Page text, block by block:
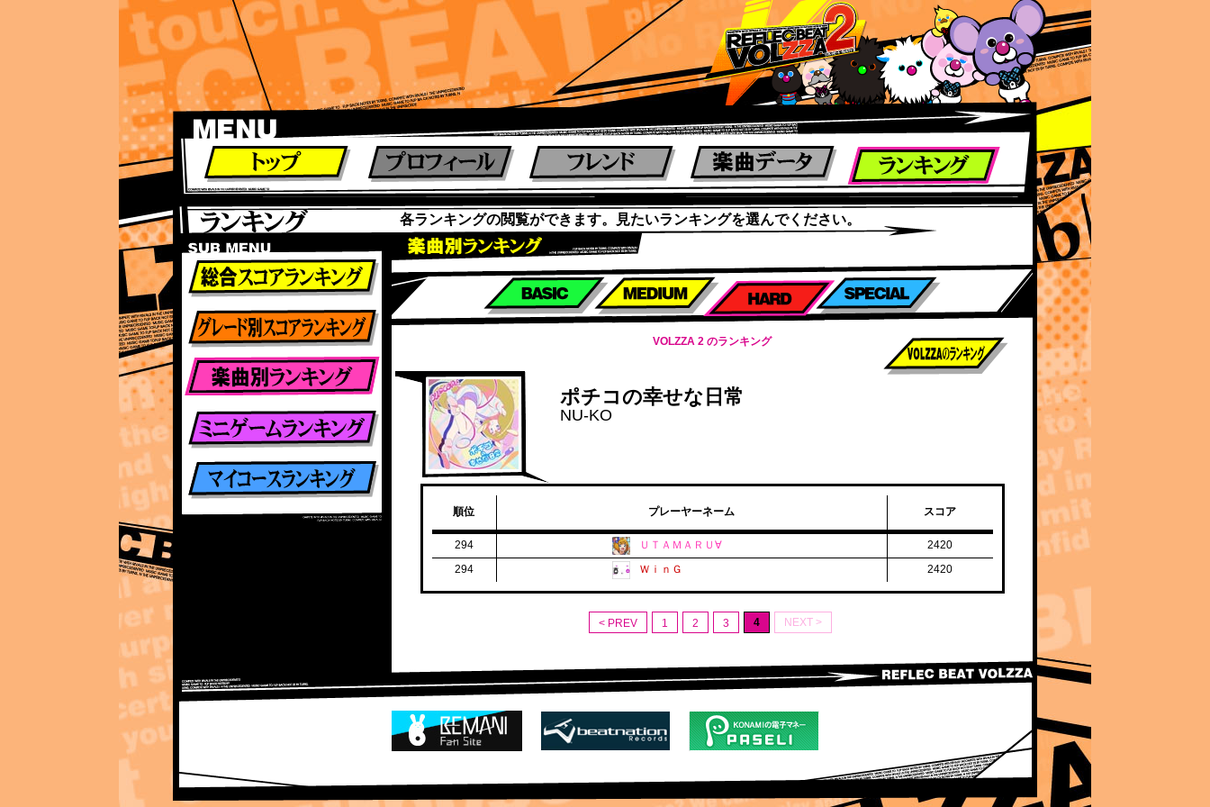
ランキング
各ランキングの閲覧ができます。見たいランキングを選んでください。
ランキング
グレード別ランキング
楽曲別スコアランキング
VOLZZA 2 のランキング
ポチコの幸せな日常
NU-KO
順位 プレーヤーネーム スコア
294 ＵＴＡＭＡＲＵ∀
2420
294
ＷｉｎＧ 2420
< PREV 1 2 3 4 NEXT >